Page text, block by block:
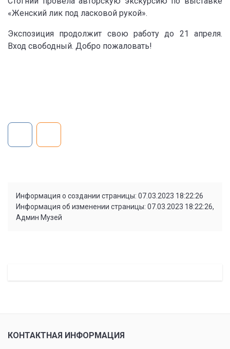
«Женский лик под ласковой рукой».
Экспозиция продолжит свою работу до 21 апреля.
Вход свободный. Добро пожаловать!
Информация о создании страницы: 07.03.2023 18:22:26
Информация об изменении страницы: 07.03.2023 18:22:26,
Админ Музей
КОНТАКТНАЯ ИНФОРМАЦИЯ